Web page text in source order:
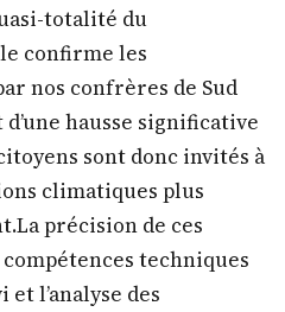
totalité du
confirme les
nos confrères de Sud
hausse significative
sont donc invités à
climatiques plus
précision de ces
techniques
et l’analyse des